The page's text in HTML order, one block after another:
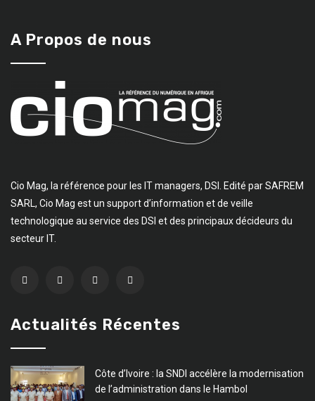
A Propos de nous
Cio Mag, la référence pour les IT managers, DSI. Edité par SAFREM
SARL, Cio Mag est un support d’information et de veille
technologique au service des DSI et des principaux décideurs du
secteur IT.
Actualités Récentes
Côte d’Ivoire : la SNDI accélère la modernisation
de l’administration dans le Hambol